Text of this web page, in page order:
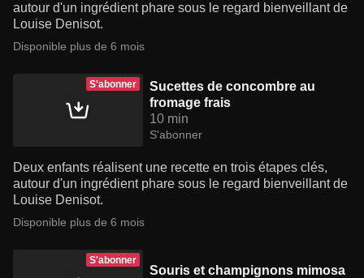
autour d'un ingrédient phare sous le regard bienveillant de
Louise Denisot.
Disponible plus de 6 mois
S'abonner
Sucettes de concombre au
fromage frais
10 min
S'abonner
Deux enfants réalisent une recette en trois étapes clés,
autour d'un ingrédient phare sous le regard bienveillant de
Louise Denisot.
Disponible plus de 6 mois
S'abonner
Souris et champignons mimosa